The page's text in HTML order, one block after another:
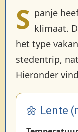
S panje
klimaat.
het type
stedentrip,
Hieronder
🌼 Lente